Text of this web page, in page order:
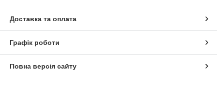
Доставка та оплата
Графік роботи
Повна версія сайту